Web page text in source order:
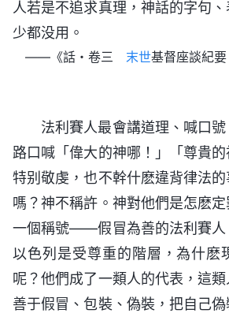
人若是不追求真理，神話的字句
少都没用。
——《話・卷三 末世基督座談紀
法利賽人最會講道理、喊口
路口喊「偉大的神哪！」「尊貴
特别敬虔，也不幹什麽違背律法
嗎？神不稱許。神對他們是怎麽
一個稱號——假冒為善的法利賽人
以色列是受尊重的階層，為什麽
呢？他們成了一類人的代表，這
善于假冒、包裝、偽裝，把自己